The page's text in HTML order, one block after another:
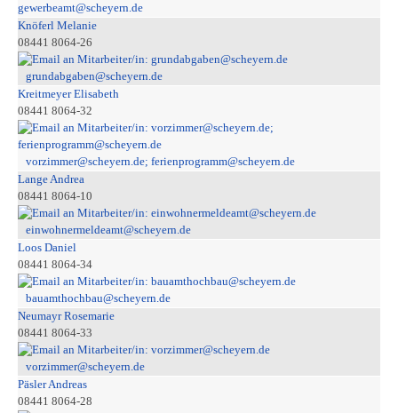
gewerbeamt@scheyern.de
Knöferl Melanie
08441 8064-26
grundabgaben@scheyern.de
Kreitmeyer Elisabeth
08441 8064-32
vorzimmer@scheyern.de; ferienprogramm@scheyern.de
Lange Andrea
08441 8064-10
einwohnermeldeamt@scheyern.de
Loos Daniel
08441 8064-34
bauamthochbau@scheyern.de
Neumayr Rosemarie
08441 8064-33
vorzimmer@scheyern.de
Päsler Andreas
08441 8064-28